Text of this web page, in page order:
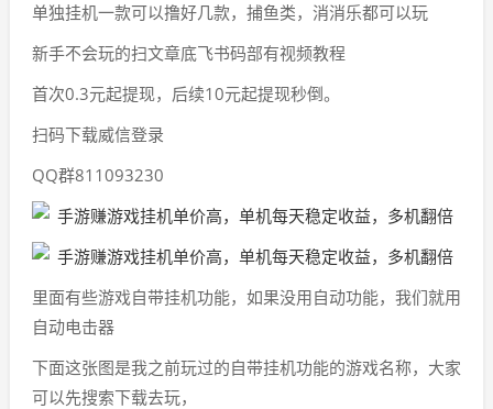
单独挂机一款可以撸好几款，捕鱼类，消消乐都可以玩
新手不会玩的扫文章底飞书码部有视频教程
首次0.3元起提现，后续10元起提现秒倒。
扫码下载威信登录
QQ群811093230
里面有些游戏自带挂机功能，如果没用自动功能，我们就用
自动电击器
下面这张图是我之前玩过的自带挂机功能的游戏名称，大家
可以先搜索下载去玩，